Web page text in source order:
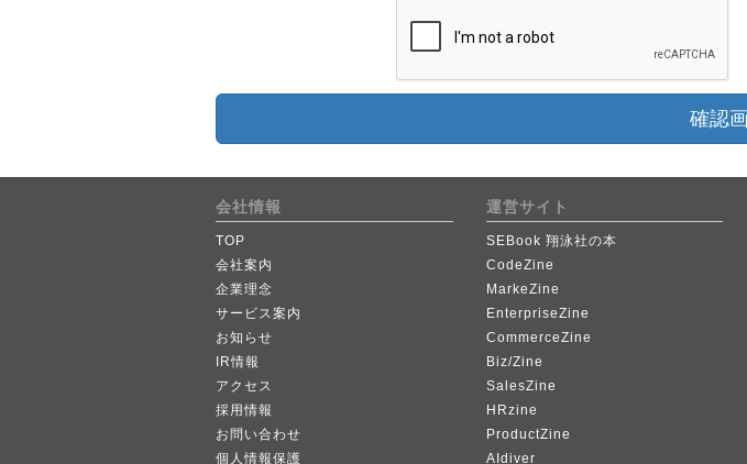
確認
会社情報
TOP
会社案内
企業理念
サービス案内
お知らせ
IR情報
アクセス
採用情報
お問い合わせ
個人情報保護
運営サイト
SEBook 翔泳社の本
CodeZine
MarkeZine
EnterpriseZine
CommerceZine
Biz/Zine
SalesZine
HRzine
ProductZine
AIdiver